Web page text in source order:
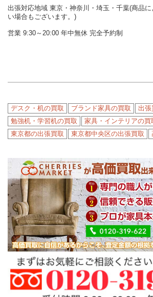
出張対応地域 東京・神奈川・埼玉・千葉(商品
い場合もございます。)
営業 9:30～20:00 年中無休 完全予約制
デスク・机の買取 ブランド家具の買取
出張
勉強机・学習机の買取
家具・インテリアの買
東京都の出張買取
東京都中央区の出張買取